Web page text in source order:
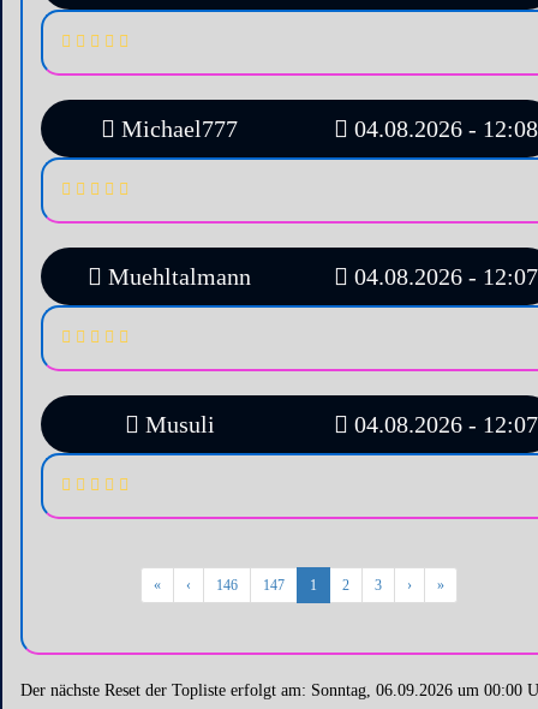
Michael777 04.08.2026 - 12:08
Muehltalmann 04.08.2026 - 12:07
Musuli 04.08.2026 - 12:07
« ‹ 146 147 1 2 3 › »
Der nächste Reset der Topliste erfolgt am: Sonntag, 06.09.2026 um 00:00